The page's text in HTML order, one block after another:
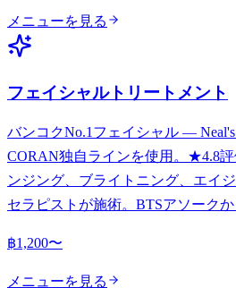
メニューを見る
フェイシャルトリートメント
バンコクNo.1フェイシャル —
CORAN独自ラインを使用。★4.8評
ンジング、ブライトニング、エイ
セラピストが施術。BTSアソークか
฿1,200〜
メニューを見る